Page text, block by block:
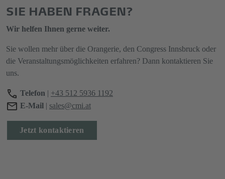
SIE HABEN FRAGEN?
Wir helfen Ihnen gerne weiter.
Sie wollen mehr über die Orangerie, den Congress Innsbruck oder
die Veranstaltungsmöglichkeiten erfahren? Dann kontaktieren Sie
uns.
Telefon | +43 512 5936 1192
E-Mail | sales@cmi.at
Jetzt kontaktieren